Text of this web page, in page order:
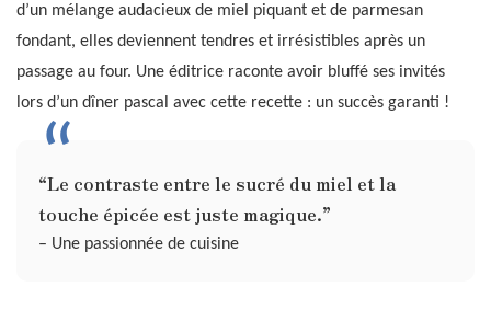
d’un mélange audacieux de miel piquant et de parmesan
fondant, elles deviennent tendres et irrésistibles après un
passage au four. Une éditrice raconte avoir bluffé ses invités
lors d’un dîner pascal avec cette recette : un succès garanti !
“Le contraste entre le sucré du miel et la
touche épicée est juste magique.”
– Une passionnée de cuisine